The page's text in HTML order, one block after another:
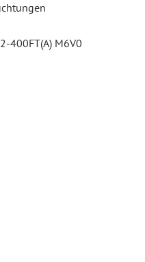
400FT(A) M6V0